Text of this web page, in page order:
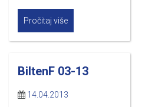
Pročitaj više
BiltenF 03-13
14.04.2013